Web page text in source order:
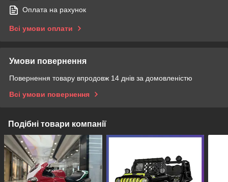
Оплата на рахунок
Всі умови оплати
Умови повернення
Повернення товару впродовж 14 днів за домовленістю
Всі умови повернення
Подібні товари компанії